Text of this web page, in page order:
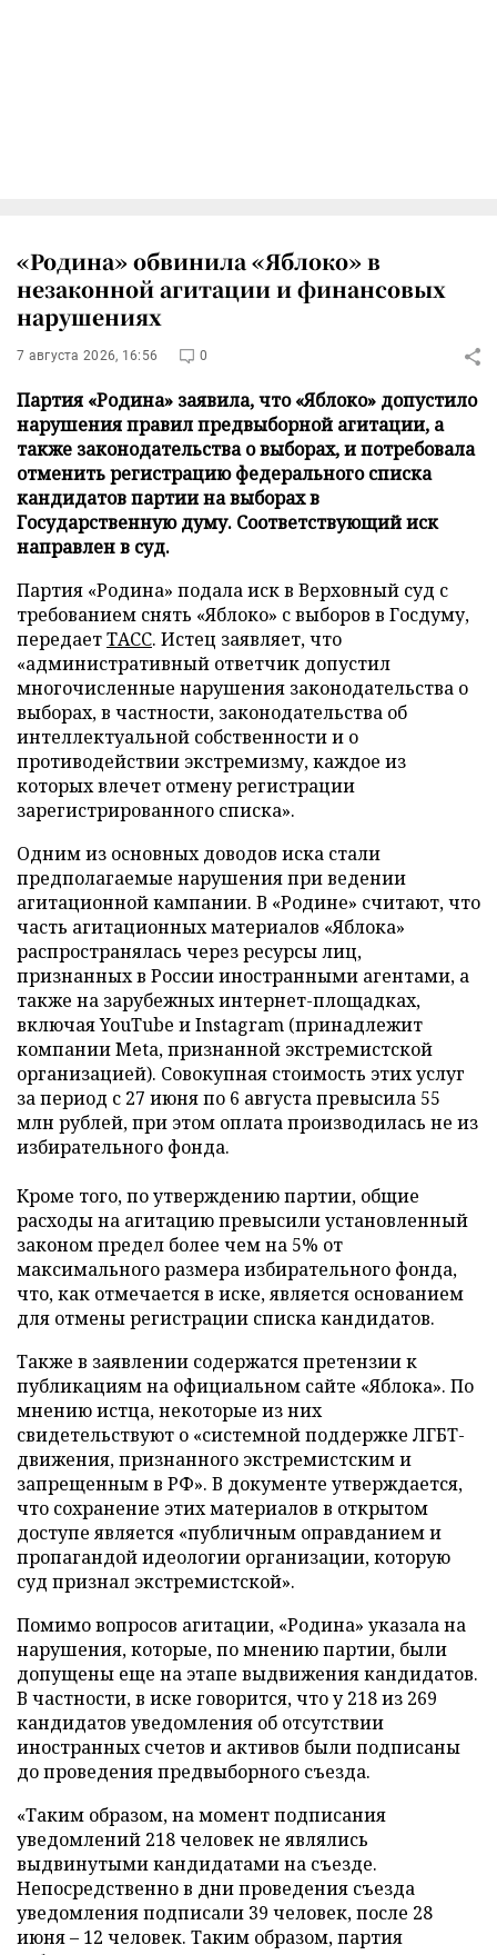
«Родина» обвинила «Яблоко» в
незаконной агитации и финансовых
нарушениях
7 августа 2026, 16:56 0
Партия «Родина» заявила, что «Яблоко» допустило
нарушения правил предвыборной агитации, а
также законодательства о выборах, и потребовала
отменить регистрацию федерального списка
кандидатов партии на выборах в
Государственную думу. Соответствующий иск
направлен в суд.
Партия «Родина» подала иск в Верховный суд с
требованием снять «Яблоко» с выборов в Госдуму,
передаетТАСС. Истец заявляет, что
«административный ответчик допустил
многочисленные нарушения законодательства о
выборах, в частности, законодательства об
интеллектуальной собственности и о
противодействии экстремизму, каждое из
которых влечет отмену регистрации
зарегистрированного списка».
Одним из основных доводов иска стали
предполагаемые нарушения при ведении
агитационной кампании. В «Родине» считают, что
часть агитационных материалов «Яблока»
распространялась через ресурсы лиц,
признанных в России иностранными агентами, а
также на зарубежных интернет-площадках,
включая YouTube и Instagram (принадлежит
компании Meta, признанной экстремистской
организацией). Совокупная стоимость этих услуг
за период с 27 июня по 6 августа превысила 55
млн рублей, при этом оплата производилась не из
избирательного фонда.
Кроме того, по утверждению партии, общие
расходы на агитацию превысили установленный
законом предел более чем на 5% от
максимального размера избирательного фонда,
что, как отмечается в иске, является основанием
для отмены регистрации списка кандидатов.
Также в заявлении содержатся претензии к
публикациям на официальном сайте «Яблока». По
мнению истца, некоторые из них
свидетельствуют о «системной поддержке ЛГБТ-
движения, признанного экстремистским и
запрещенным в РФ». В документе утверждается,
что сохранение этих материалов в открытом
доступе является «публичным оправданием и
пропагандой идеологии организации, которую
суд признал экстремистской».
Помимо вопросов агитации, «Родина» указала на
нарушения, которые, по мнению партии, были
допущены еще на этапе выдвижения кандидатов.
В частности, в иске говорится, что у 218 из 269
кандидатов уведомления об отсутствии
иностранных счетов и активов были подписаны
до проведения предвыборного съезда.
«Таким образом, на момент подписания
уведомлений 218 человек не являлись
выдвинутыми кандидатами на съезде.
Непосредственно в дни проведения съезда
уведомления подписали 39 человек, после 28
июня – 12 человек. Таким образом, партия